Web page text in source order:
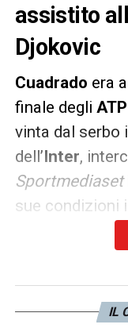
assistito
Djokovic
Cuadrado era
finale degli
vinta dal serbo
dell’Inter,
Sportmediaset
sue condizioni
giocatore che
L’ANNUNCIO–
IL